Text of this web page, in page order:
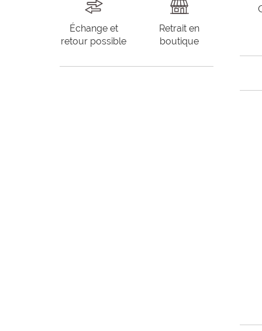
Échange et
retour possible
Retrait en
boutique